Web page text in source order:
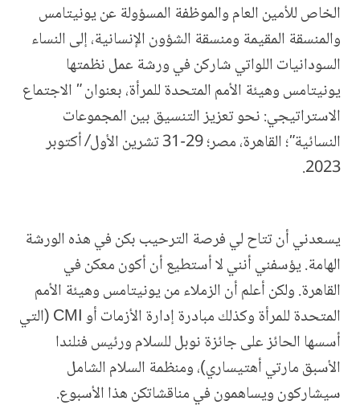
الخاص للأمين العام والموظفة المسؤولة عن يونيتامس
والمنسقة المقيمة ومنسقة الشؤون الإنسانية، إلى النساء
السودانيات اللواتي شاركن في ورشة عمل نظمتها
يونيتامس وهيئة الأمم المتحدة للمرأة، بعنوان " الاجتماع
الاستراتيجي: نحو تعزيز التنسيق بين المجموعات
النسائية"؛ القاهرة، مصر؛ 29-31 تشرين الأول/ أكتوبر
2023.
يسعدني أن تتاح لي فرصة الترحيب بكن في هذه الورشة
الهامة. يؤسفني أنني لا أستطيع أن أكون معكن في
القاهرة. ولكن أعلم أن الزملاء من يونيتامس وهيئة الأمم
المتحدة للمرأة وكذلك مبادرة إدارة الأزمات أوCMI(التي
أسسها الحائز على جائزة نوبل للسلام ورئيس فنلندا
الأسبق مارتي أهتيساري)،ومنظمة السلام الشامل
سيشاركون ويساهمون في مناقشاتكن هذا الأسبوع.